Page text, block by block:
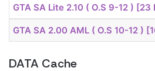
GTA SA Lite 2.10 ( O.S 9-12 ) [23
GTA SA 2.00 AML ( O.S 10-12 )
DATA Cache